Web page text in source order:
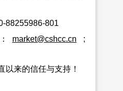
88255986-801
market@cshcc.cn ;
以来的信任与支持！